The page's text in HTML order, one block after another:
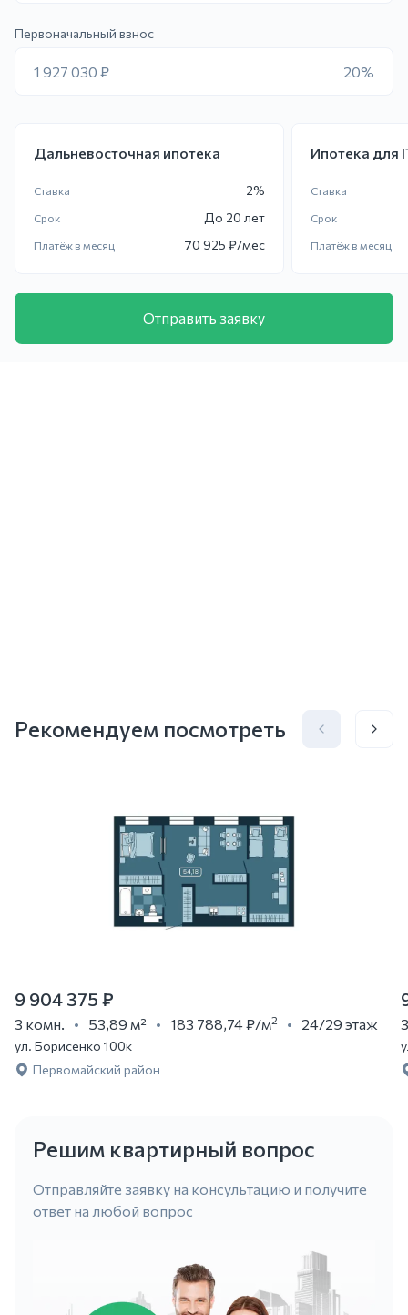
Первоначальный взнос
1 927 030 ₽ 20%
Дальневосточная ипотека
Ставка 2%
Срок До 20 лет
Платёж в месяц 70 925 ₽/мес
Ипотека для
Ставка
Срок
Платёж в месяц
Отправить заявку
Рекомендуем посмотреть
9 904 375 ₽
3 комн. 53,89 м² 183 788,74 ₽/м2 24/29 этаж
ул. Борисенко 100к
Первомайский район
Решим квартирный вопрос
Отправляйте заявку на консультацию и получите
ответ на любой вопрос